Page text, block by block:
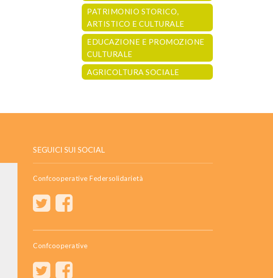
PATRIMONIO STORICO,
ARTISTICO E CULTURALE
EDUCAZIONE E PROMOZIONE
CULTURALE
AGRICOLTURA SOCIALE
SEGUICI SUI SOCIAL
Confcooperative Federsolidarietà
Confcooperative